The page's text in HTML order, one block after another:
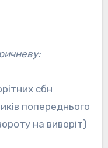
сбн
попереднього
на виворіт)